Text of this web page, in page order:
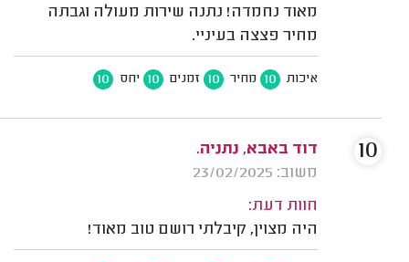
מאוד נחמדה! נתנה שירות מעולה וגבתה
מחיר פצצה בעיניי.
איכות 10 מחיר 10 זמנים 10 יחס 10
דוד באבא, נתניה.
משוב: 23/02/2025
חוות דעת:
היה מצוין, קיבלתי רושם טוב מאוד!
10